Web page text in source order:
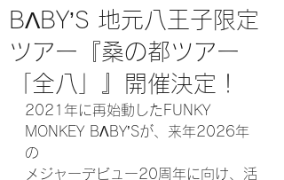
BΛBY’S 地元八王子限定
ツアー『桑の都ツアー
「全八」』開催決定！
2021年に再始動したFUNKY
MONKEY BΛBY’Sが、来年2026年
の
メジャーデビュー20周年に向け、活